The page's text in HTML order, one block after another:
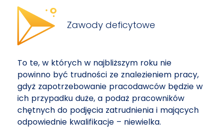
Zawody deficytowe
To te, w których w najbliższym roku nie
powinno być trudności ze znalezieniem pracy,
gdyż zapotrzebowanie pracodawców będzie w
ich przypadku duże, a podaż pracowników
chętnych do podjęcia zatrudnienia i mających
odpowiednie kwalifikacje – niewielka.